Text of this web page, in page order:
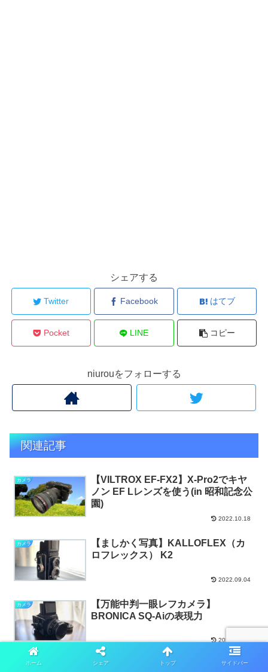
シェアする
Twitter Facebook はてブ
Pocket LINE コピー
niurouをフォローする
関連記事
カメラ
【VILTROX EF-FX2】X-Pro2でキヤ
ノン EF Lレンズを使う(in 昭和記念公
園)
2022.10.18
カメラ
【ましかく写真】KALLOFLEX（カ
ロフレックス） K2
2022.09.04
カメラ
【万能中判一眼レフカメラ】
BRONICA SQ-Aiの表現力
2022.09.04
カメラ
ブルーインパルス 2022 百里基地航空
ホーム シェア トップ サイドバー